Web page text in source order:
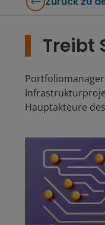
Treibt
Hauptakteure